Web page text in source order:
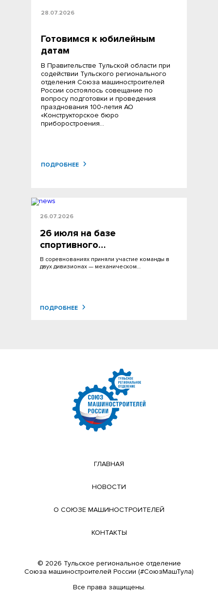
28.07.2026
Готовимся к юбилейным
датам
В Правительстве Тульской области при
содействии Тульского регионального
отделения Союза машиностроителей
России состоялось совещание по
вопросу подготовки и проведения
празднования 100‑летия АО
«Конструкторское бюро
приборостроения…
ПОДРОБНЕЕ
26.07.2026
26 июля на базе
спортивного…
В соревнованиях приняли участие команды в
двух дивизионах — механическом…
ПОДРОБНЕЕ
ГЛАВНАЯ
НОВОСТИ
О СОЮЗЕ МАШИНОСТРОИТЕЛЕЙ
КОНТАКТЫ
© 2026 Тульское региональное отделение
Cоюза машиностроителей России (#СоюзМашТула)
Все права защищены.